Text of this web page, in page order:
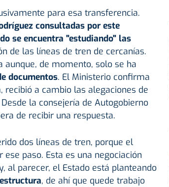
para esa transferencia.
consultadas por este
se encuentra "estudiando" las
de las líneas de tren de cercanías.
de momento, solo se ha
documentos. El Ministerio confirma
recibió a cambio las alegaciones de
la consejería de Autogobierno
de recibir una respuesta.
dos líneas de tren, porque el
paso. Esta es una negociación
al parecer, el Estado está planteando
, de ahí que quede trabajo